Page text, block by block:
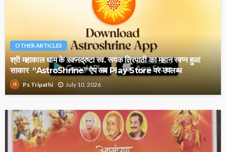
OTHER ARTICLES
श्री महाकाल धाम के स्वप्नद्रष्टा स्व. रूपक त्रिपाठी का महान स्वप्न हुआ
साकार “AstroShrine” ऐप अब Play Store पर उपलब्ध
Ps Tripathi July 10, 2026